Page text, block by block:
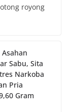
royong
Sabu, Sita
Narkoba
Pria
Gram